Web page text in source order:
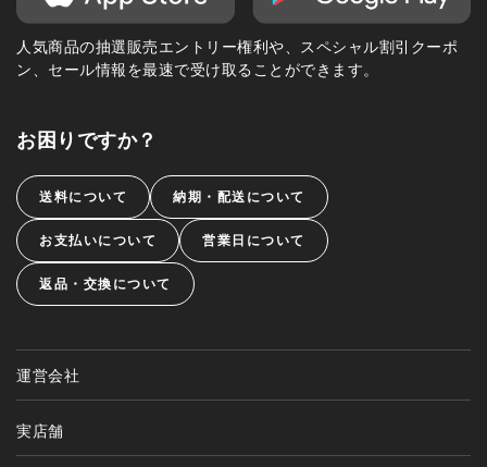
人気商品の抽選販売エントリー権利や、スペシャル割引クーポ
ン、セール情報を最速で受け取ることができます。
お困りですか？
送料について 納期・配送について
お支払いについて 営業日について
返品・交換について
運営会社
実店舗